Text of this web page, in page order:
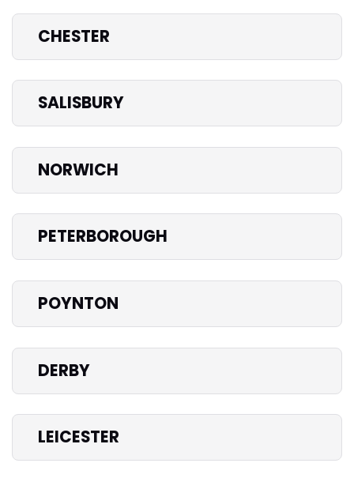
CHESTER
SALISBURY
NORWICH
PETERBOROUGH
POYNTON
DERBY
LEICESTER